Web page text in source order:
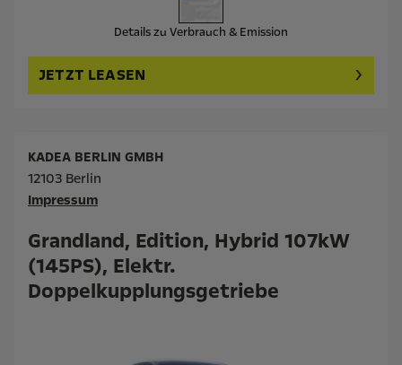
Details zu Verbrauch & Emission
JETZT LEASEN
Grandland, Edition, Hybrid 107kW
(145PS), Elektr.
Doppelkupplungsgetriebe
KADEA BERLIN GMBH
12103 Berlin
Impressum